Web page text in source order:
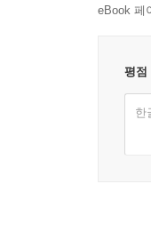
eBook 페
평점
한